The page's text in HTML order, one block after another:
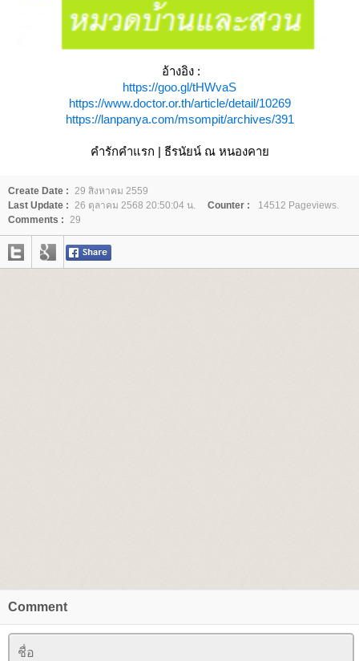
อ้างอิง :
https://goo.gl/tHWvaS
https://www.doctor.or.th/article/detail/10269
https://lanpanya.com/msompit/archives/391
คำรักคำแรก | ธีรนัยน์ ณ หนองคา
Create Date : 29 สิงหาคม 2559
Last Update : 26 ตุลาคม 2568 20:50:04 น. Counter :
14512 Pageviews.
Comments : 29
Comment